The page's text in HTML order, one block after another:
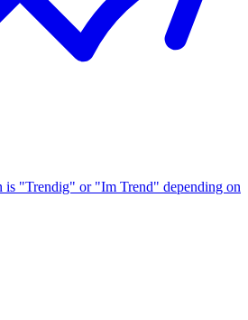
is "Trendig" or "Im Trend" depending on